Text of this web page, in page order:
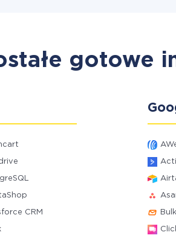
gotowe
CRM